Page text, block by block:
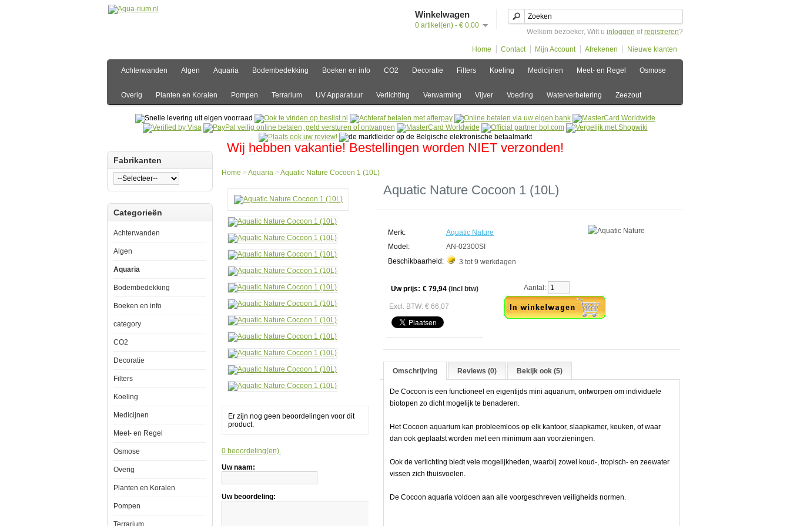
Winkelwagen
0 artikel(en) - € 0,00
Welkom bezoeker, Wilt u inloggen ofregistreren?
Home Contact Mijn Account Afrekenen Nieuwe klanten
Achterwanden Algen Aquaria Bodembedekking Boeken en info CO2 Decoratie Filters Koeling Medicijnen Meet- en Regel Osmose
Overig Planten en Koralen Pompen Terrarium UV Apparatuur Verlichting Verwarming Vijver Voeding Waterverbetering Zeezout
Wij hebben vakantie! Bestellingen worden NIET verzonden!
Fabrikanten
Categorieën
Achterwanden
Algen
Aquaria
Bodembedekking
Boeken en info
category
CO2
Decoratie
Filters
Koeling
Medicijnen
Meet- en Regel
Osmose
Overig
Planten en Koralen
Pompen
Terrarium
Aquaria
Aquatic
Nature
Cocoon
1
(10L)
Aquatic
Nature
Cocoon
(10L)
een
functioneel
mini
ontworpen
individuele
biotopen
zo
Home > Aquaria > Aquatic Nature Cocoon 1 (10L)
Er zijn nog geen beoordelingen voor dit
product.
0 beoordeling(en).
Uw naam:
Uw beoordeling:
Aquatic Nature Cocoon 1 (10L)
Merk:
Aquatic Nature
Model:
AN-02300SI
Beschikbaarheid:
3 tot 9 werkdagen
Uw prijs: € 79,94 (incl btw)
Excl. BTW: € 66,07
Aantal:
Omschrijving Reviews (0) Bekijk ook (5)
De Cocoon is een functioneel en eigentijds mini aquarium, ontworpen om individuele
biotopen zo dicht mogelijk te benaderen.
Het Cocoon aquarium kan probleemloos op elk kantoor, slaapkamer, keuken, of waar
dan ook geplaatst worden met een minimum aan voorzieningen.
Ook de verlichting biedt vele mogelijkheden, waarbij zowel koud-, tropisch- en zeewater
vissen zich thuisvoelen.
De Cocoon aquaria voldoen aan alle voorgeschreven veiligheids normen.